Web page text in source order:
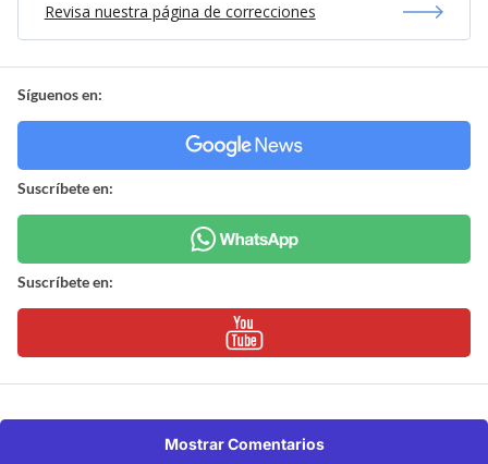
Revisa nuestra página de correcciones
Síguenos en:
Suscríbete en:
Suscríbete en:
Mostrar Comentarios